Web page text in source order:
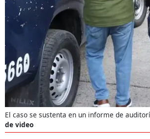
El caso se sustenta en un informe de
de video